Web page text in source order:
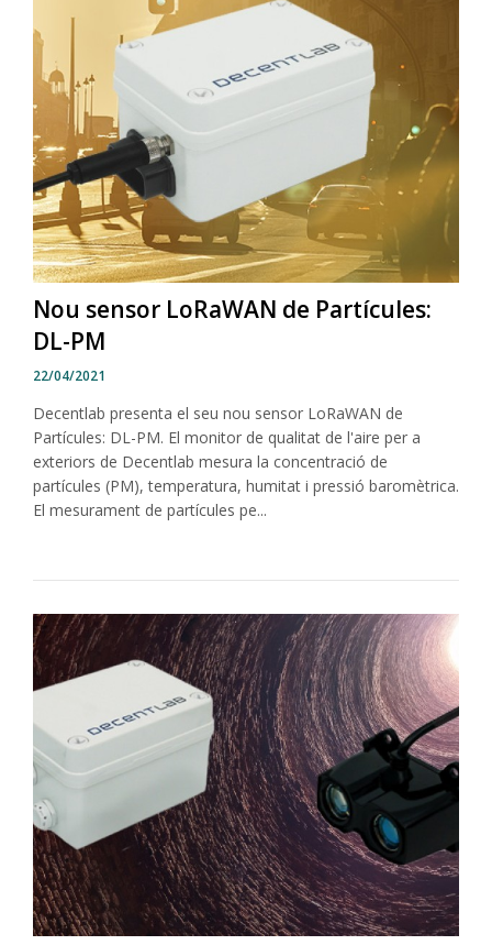
Nou sensor LoRaWAN de Partícules:
DL-PM
22/04/2021
Decentlab presenta el seu nou sensor LoRaWAN de
Partícules: DL-PM. El monitor de qualitat de l'aire per a
exteriors de Decentlab mesura la concentració de
partícules (PM), temperatura, humitat i pressió baromètrica.
El mesurament de partícules pe...